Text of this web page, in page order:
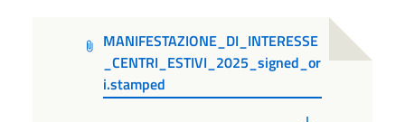
MANIFESTAZIONE_DI_INTERESSE
_CENTRI_ESTIVI_2025_signed_or
i.stamped